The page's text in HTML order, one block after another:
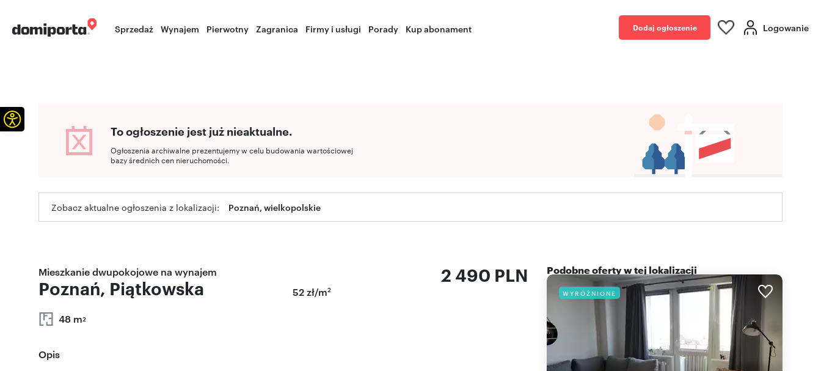
Sprzedaż Wynajem Pierwotny Zagranica Firmy i usługi Porady Kup abonament Dodaj ogłoszenie Logowanie
To ogłoszenie jest już nieaktualne.
Ogłoszenia archiwalne prezentujemy w celu budowania wartościowej
bazy średnich cen nieruchomości.
Zobacz aktualne ogłoszenia z lokalizacji: Poznań, wielkopolskie
Mieszkanie dwupokojowe na wynajem
Poznań, Piątkowska
48 m2
2 490 PLN
52 zł/m2
Opis
Podobne oferty w tej lokalizacji
WYRÓŻNIONE
Otwórz pasek narzędzi